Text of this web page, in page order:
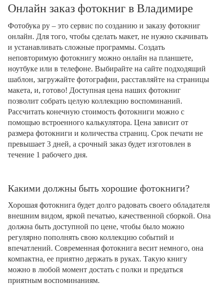
Онлайн заказ фотокниг в Владимире
Фотобука ру – это сервис по созданию и заказу фотокниг
онлайн. Для того, чтобы сделать макет, не нужно скачивать
и устанавливать сложные программы. Создать
неповторимую фотокнигу можно онлайн на планшете,
ноутбуке или в телефоне. Выбирайте на сайте подходящий
шаблон, загружайте фотографии, расставляйте на страницы
макета, и, готово! Доступная цена наших фотокниг
позволит собрать целую коллекцию воспоминаний.
Рассчитать конечную стоимость фотокниги можно с
помощью встроенного калькулятора. Цена зависит от
размера фотокниги и количества страниц. Срок печати не
превышает 3 дней, а срочный заказ будет изготовлен в
течение 1 рабочего дня.
Какими должны быть хорошие фотокниги?
Хорошая фотокнига будет долго радовать своего обладателя
внешним видом, яркой печатью, качественной сборкой. Она
должна быть доступной по цене, чтобы было можно
регулярно пополнять свою коллекцию событий и
впечатлений. Современная фотокнига весит немного, она
компактна, ее приятно держать в руках. Такую книгу
можно в любой момент достать с полки и предаться
приятным воспоминаниям.